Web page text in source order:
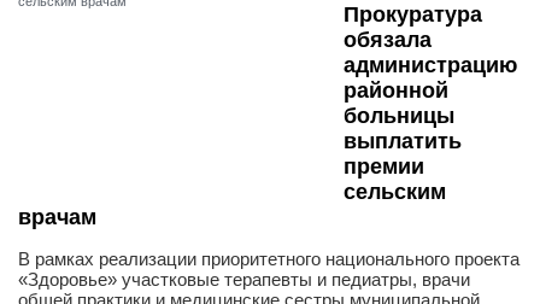
Прокуратура
обязала
администрацию
районной
больницы
выплатить
премии
сельским
врачам
В рамках реализации приоритетного национального проекта
«Здоровье» участковые терапевты и педиатры, врачи
общей практики и медицинские сестры муниципальной